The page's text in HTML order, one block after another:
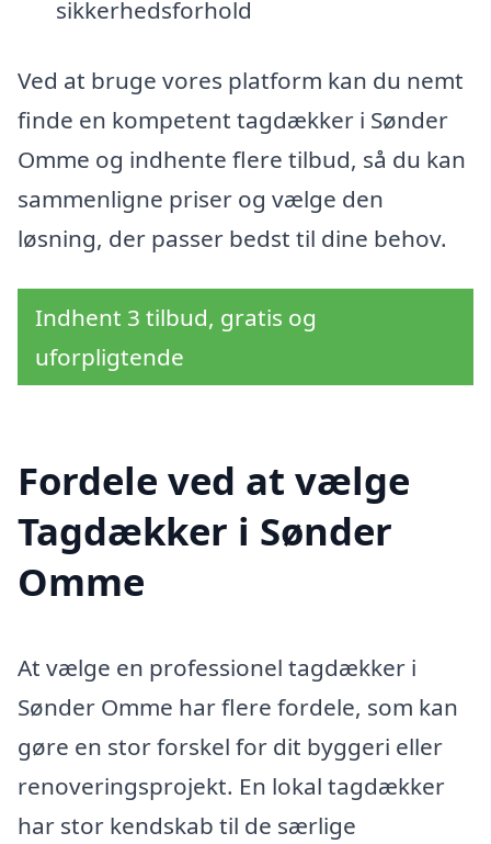
sikkerhedsforhold
Ved at bruge vores platform kan du nemt
finde en kompetent tagdækker i Sønder
Omme og indhente flere tilbud, så du kan
sammenligne priser og vælge den
løsning, der passer bedst til dine behov.
Indhent 3 tilbud, gratis og
uforpligtende
Fordele ved at vælge
Tagdækker i Sønder
Omme
At vælge en professionel tagdækker i
Sønder Omme har flere fordele, som kan
gøre en stor forskel for dit byggeri eller
renoveringsprojekt. En lokal tagdækker
har stor kendskab til de særlige